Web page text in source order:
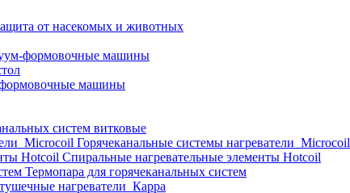
от насекомых и животных
формовочные машины
машины
систем витковые
Горячеканальные системы нагреватели_Microcoil
Спиральные нагревательные элементы Hotcoil
Термопара для горячеканальных систем
нагреватели_Карра